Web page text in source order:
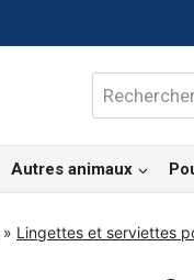
Rechercher :
Autres animaux
» Lingettes et serviettes